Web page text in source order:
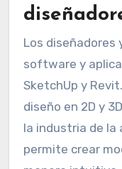
Los
software y
SketchUp y
diseño en 2D y
la industria de la
permite crear